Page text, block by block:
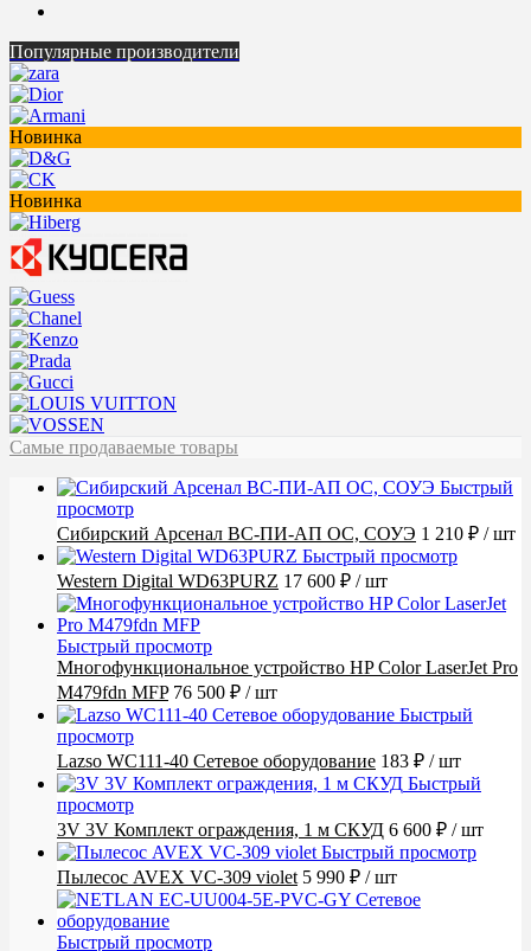
Популярные производители
Новинка
Новинка
Самые продаваемые товары
Быстрый
просмотр
Сибирский Арсенал ВС-ПИ-АП ОС, СОУЭ 1 210 ₽ / шт
Быстрый просмотр
Western Digital WD63PURZ 17 600 ₽ / шт
Быстрый просмотр
Многофункциональное устройство HP Color LaserJet Pro
M479fdn MFP 76 500 ₽ / шт
Быстрый
просмотр
Lazso WC111-40 Сетевое оборудование 183 ₽ / шт
Быстрый
просмотр
3V 3V Комплект ограждения, 1 м СКУД 6 600 ₽ / шт
Быстрый просмотр
Пылесос AVEX VC-309 violet 5 990 ₽ / шт
Быстрый просмотр